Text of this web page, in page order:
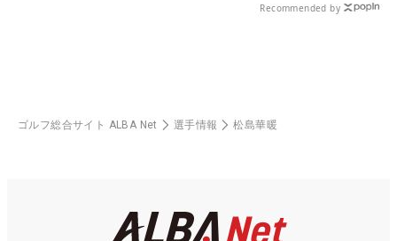
Recommended by
ゴルフ総合サイト ALBA Net 選手情報 松島華暖